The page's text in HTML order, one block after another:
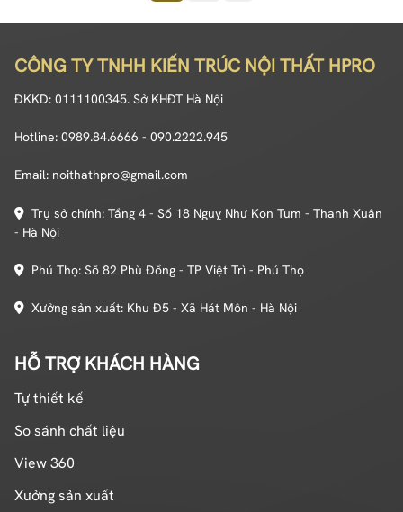
CÔNG TY TNHH KIẾN TRÚC NỘI THẤT HPRO
ĐKKD: 0111100345. Sở KHĐT Hà Nội
Hotline: 0989.84.6666 - 090.2222.945
Email: noithathpro@gmail.com
Trụ sở chính: Tầng 4 - Số 18 Nguỵ Như Kon Tum - Thanh Xuân
- Hà Nội
Phú Thọ: Số 82 Phù Đổng - TP Việt Trì - Phú Thọ
Xưởng sản xuất: Khu Đ5 - Xã Hát Môn - Hà Nội
HỖ TRỢ KHÁCH HÀNG
Tự thiết kế
So sánh chất liệu
View 360
Xưởng sản xuất